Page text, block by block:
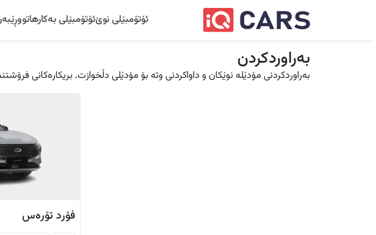
ئۆتۆمبێلی نوێئۆتۆمبێلی بەکارهاتوو
بەراوردکردن
بەراوردکردنی مۆدێلە نوێکان و داواکردنی وتە بۆ مۆدێلی دڵخوازت. بریکارەکانی
فۆرد تۆرەس